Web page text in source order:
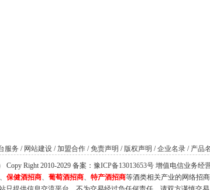
服务 / 网站建设 /加盟合作 /免责声明 / 版权声明 /企业名录 / 产品
Copy Right 2010-2029 备案： 豫ICP备13013653号增值电信业务经
、 保健酒招商、 葡萄酒招商、 特产酒招商等酒类相关产业的网络招